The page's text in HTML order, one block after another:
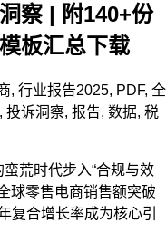
察 | 附140+份
板汇总下载
, 行业报告2025, PDF, 全
, 投诉洞察, 报告, 数据, 税
荒时代步入“合规与效
球零售电商销售额突破
复合增长率成为核心引